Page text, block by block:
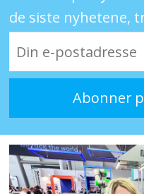
de siste nyhetene,